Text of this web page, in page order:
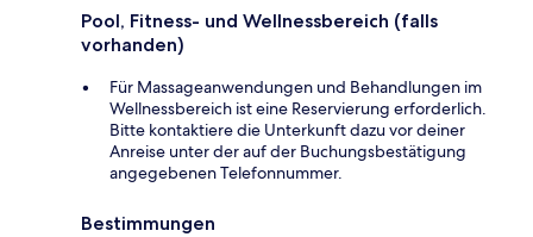
Pool, Fitness- und Wellnessbereich (falls
vorhanden)
Für Massageanwendungen und Behandlungen im
Wellnessbereich ist eine Reservierung erforderlich.
Bitte kontaktiere die Unterkunft dazu vor deiner
Anreise unter der auf der Buchungsbestätigung
angegebenen Telefonnummer.
Bestimmungen